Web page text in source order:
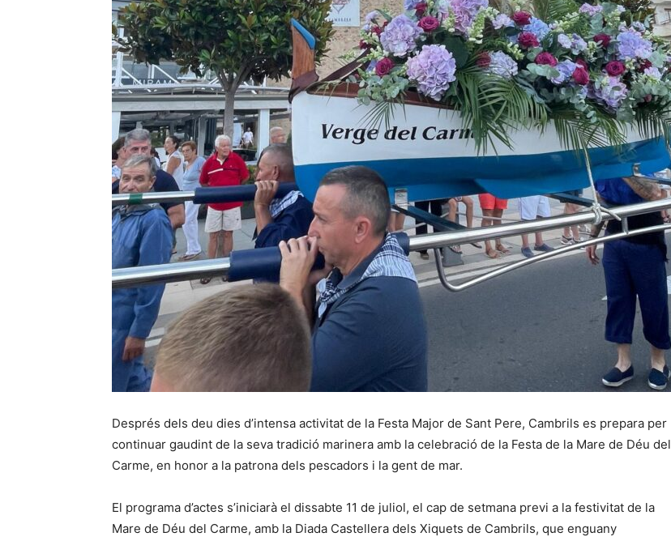
Després dels deu dies d’intensa activitat de la Festa Major de Sant Pere, Cambrils es prepara per
continuar gaudint de la seva tradició marinera amb la celebració de la Festa de la Mare de Déu del
Carme, en honor a la patrona dels pescadors i la gent de mar.
El programa d’actes s’iniciarà el dissabte 11 de juliol, el cap de setmana previ a la festivitat de la
Mare de Déu del Carme, amb la Diada Castellera dels Xiquets de Cambrils, que enguany